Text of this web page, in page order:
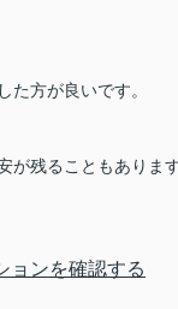
た方が良いです。
が残ることもあります
ョンを確認する